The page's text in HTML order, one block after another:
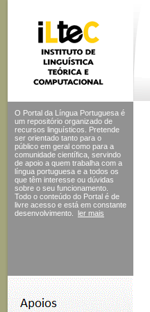
O Portal da Língua Portuguesa é
um repositório organizado de
recursos linguísticos. Pretende
ser orientado tanto para o
público em geral como para a
comunidade científica, servindo
de apoio a quem trabalha com a
língua portuguesa e a todos os
que têm interesse ou dúvidas
sobre o seu funcionamento.
Todo o conteúdo do Portal é de
livre acesso e está em constante
desenvolvimento.
ler mais